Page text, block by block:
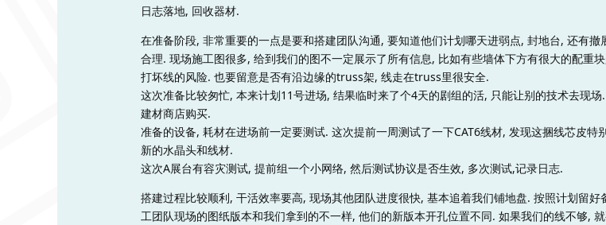
日志落地, 回收器材.
在准备阶段, 非常重要的一点是要和搭建团队沟通, 要知道他们计划哪天进弱点, 封地台, 还有
合理. 现场施工图很多, 给到我们的图不一定展示了所有信息, 比如有些墙体下方有很大的配重
打坏线的风险. 也要留意是否有沿边缘的truss架, 线走在truss里很安全.
这次准备比较匆忙, 本来计划11号进场, 结果临时来了个4天的剧组的活, 只能让别的技术去现
建材商店购买.
准备的设备, 耗材在进场前一定要测试. 这次提前一周测试了一下CAT6线材, 发现这捆线芯皮
新的水晶头和线材.
这次A展台有容灾测试, 提前组一个小网络, 然后测试协议是否生效, 多次测试,记录日志.
搭建过程比较顺利, 干活效率要高, 现场其他团队进度很快, 基本追着我们铺地盘. 按照计划留
工团队现场的图纸版本和我们拿到的不一样, 他们的新版本开孔位置不同. 如果我们的线不够,